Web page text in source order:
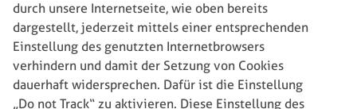
durch unsere Internetseite, wie oben bereits
dargestellt, jederzeit mittels einer entsprechenden
Einstellung des genutzten Internetbrowsers
verhindern und damit der Setzung von Cookies
dauerhaft widersprechen. Dafür ist die Einstellung
„Do not Track“ zu aktivieren. Diese Einstellung des